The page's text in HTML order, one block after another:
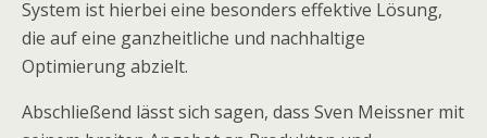
System ist hierbei eine besonders effektive Lösung,
die auf eine ganzheitliche und nachhaltige
Optimierung abzielt.
Abschließend lässt sich sagen, dass Sven Meissner mit